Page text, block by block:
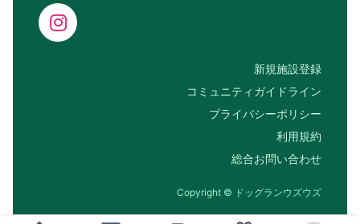
新規施設登録
コミュニティガイドライン
プライバシーポリシー
利用規約
総合お問い合わせ
Copyright © ドッグランウズウズ